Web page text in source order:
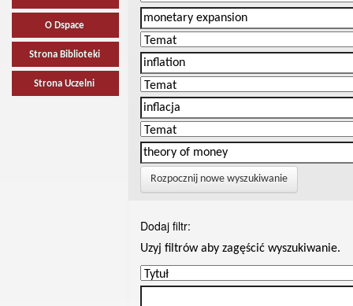
O Dspace
Strona Biblioteki
Strona Uczelni
Rozpocznij nowe wyszukiwanie
Dodaj filtr:
Uzyj filtrów aby zagęścić wyszukiwanie.